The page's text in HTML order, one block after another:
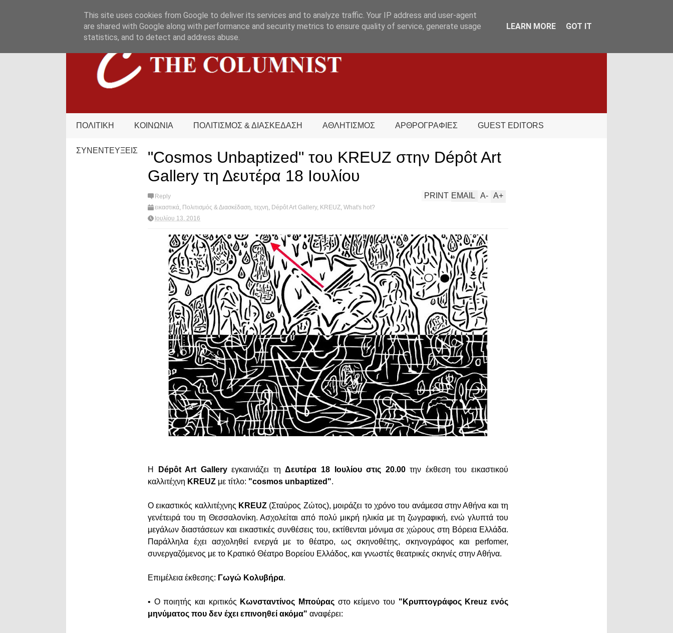
ΠΟΛΙΤΙΚΗ ΚΟΙΝΩΝΙΑ ΠΟΛΙΤΙΣΜΟΣ & ΔΙΑΣΚΕΔΑΣΗ ΑΘΛΗΤΙΣΜΟΣ ΑΡΘΡΟΓΡΑΦΙΕΣ GUEST EDITORS
ΣΥΝΕΝΤΕΥΞΕΙΣ
"Cosmos Unbaptized" του KREUZ στην Dépôt Art
Gallery τη Δευτέρα 18 Ιουλίου
Reply
εικαστικά Πολιτισμός & Διασκέδαση τεχνη Dépôt Art Gallery, KREUZ What's hot?
Ιουλίου 13, 2016
A+
A-
EMAIL
PRINT
Η Dépôt Art Galleryεγκαινιάζει τηΔευτέρα 18 Ιουλίου στις 20.00την έκθεση του εικαστικού
καλλιτέχνη KREUZ με τίτλο: "cosmos unbaptized".
O εικαστικός καλλιτέχνης KREUZ (Σταύρος Ζώτος), μοιράζει το χρόνο του ανάμεσα στην Αθήνα και τη
γενέτειρά του τη Θεσσαλονίκη. Ασχολείται από πολύ μικρή ηλικία με τη ζωγραφική, ενώ γλυπτά του
μεγάλων διαστάσεων και εικαστικές συνθέσεις του, εκτίθενται μόνιμα σε χώρους στη Βόρεια Ελλάδα.
Παράλληλα έχει ασχοληθεί ενεργά με το θέατρο, ως σκηνοθέτης, σκηνογράφος και perfomer,
συνεργαζόμενος με το Κρατικό Θέατρο Βορείου Ελλάδος, και γνωστές θεατρικές σκηνές στην Αθήνα.
Επιμέλεια έκθεσης: Γωγώ Κολυβήρα.
• Ο ποιητής και κριτικός Κωνσταντίνος Μπούρας στο κείμενο του "Κρυπτογράφος Kreuz ενός
μηνύματος που δεν έχει επινοηθεί ακόμα" αναφέρει:
This site uses cookies from Google to deliver its services and to analyze traffic. Your IP address and user-agent
are shared with Google along with performance and security metrics to ensure quality of service, generate usage
statistics, and to detect and address abuse.
LEARN MORE GOT IT